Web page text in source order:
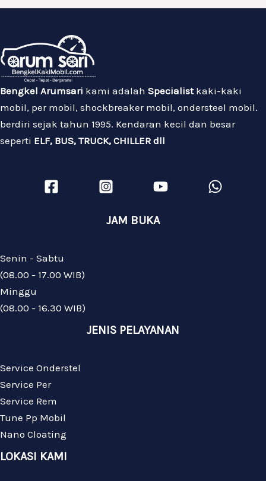
Bengkel Arumsari kami adalah Specialistkaki-kaki
mobil, per mobil, shockbreaker mobil, ondersteel mobil.
berdiri sejak tahun 1995. Kendaran kecil dan besar
seperti ELF, BUS, TRUCK, CHILLER dll
JAM BUKA
Senin - Sabtu
(08.00 - 17.00 WIB)
Minggu
(08.00 - 16.30 WIB)
JENIS PELAYANAN
Service Onderstel
Service Per
Service Rem
Tune Pp Mobil
Nano Cloating
LOKASI KAMI